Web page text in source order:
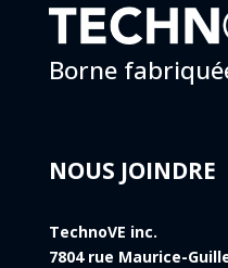
Borne
NOUS JOINDRE
TechnoVE inc.
7804 rue Maurice-